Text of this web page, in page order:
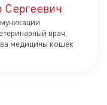
Сергеевич
врач,
медицины кошек